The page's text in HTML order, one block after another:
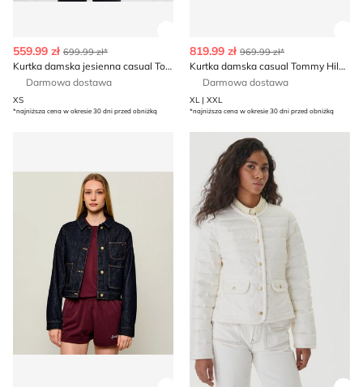
559.99 zł 699.99 zł*
Kurtka damska jesienna casual Tommy Hilfiger
Darmowa dostawa
XS
*najniższa cena w okresie 30 dni przed obniżką
819.99 zł 969.99 zł*
Kurtka damska casual Tommy Hilfiger
Darmowa dostawa
XL | XXL
*najniższa cena w okresie 30 dni przed obniżką
Kurtka damska casual Tommy HilfigerKurtka damska jesienna